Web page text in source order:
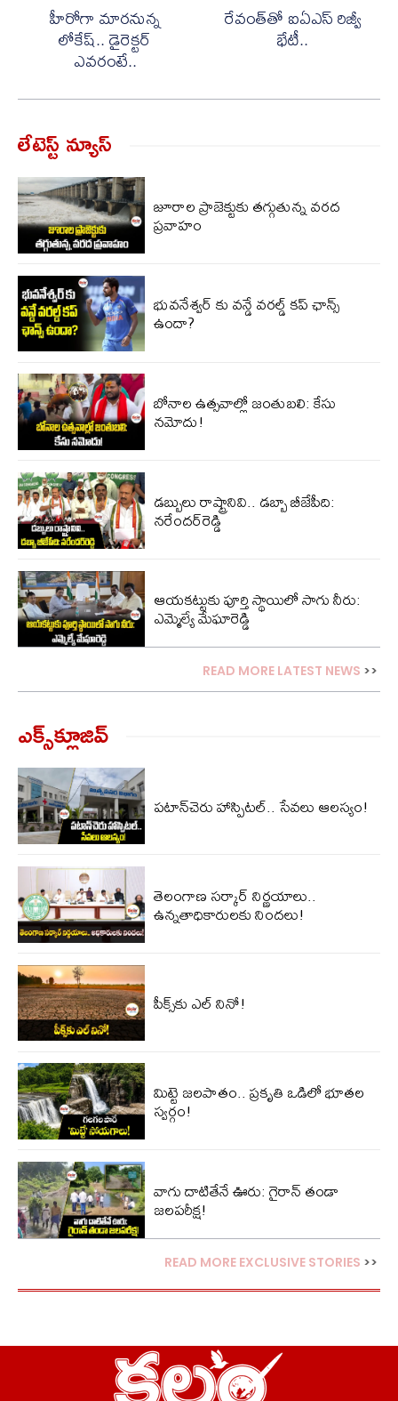
హీరోగా మారనున్న
లోకేష్.. డైరెక్టర్
ఎవరంటే..
రేవంత్‌తో ఐఏఎస్ రిజ్వీ
భేటీ..
లేటెస్ట్ న్యూస్‌
జూరాల ప్రాజెక్టుకు తగ్గుతున్న వరద
ప్రవాహం
భువనేశ్వర్ కు వన్డే వరల్డ్ కప్ ఛాన్స్
ఉందా?
బోనాల ఉత్సవాల్లో జంతుబలి: కేసు
నమోదు!
డబ్బులు రాష్ట్రానివి.. డబ్బా బీజేపీది:
నరేందర్‌రెడ్డి
ఆయకట్టుకు పూర్తి స్థాయిలో సాగు నీరు:
ఎమ్మెల్యే మేఘారెడ్డి
READ MORE LATEST NEWS >>
ఎక్స్‌క్లూజివ్‌
పటాన్‌చెరు హాస్పిటల్.. సేవలు ఆలస్యం!
తెలంగాణ సర్కార్ నిర్ణయాలు..
ఉన్నతాధికారులకు నిందలు!
పీక్స్‌కు ఎల్‌ నినో!
మిట్టె జలపాతం.. ప్రకృతి ఒడిలో భూతల
స్వర్గం!
వాగు దాటితేనే ఊరు: గైరాన్ తండా
జలపరీక్ష!
READ MORE EXCLUSIVE STORIES >>